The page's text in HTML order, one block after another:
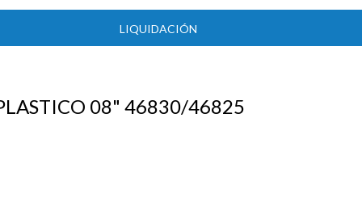
LIQUIDACIÓN
08" 46830/46825